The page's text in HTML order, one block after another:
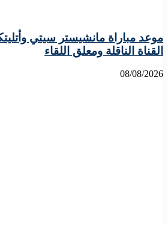
موعد مباراة مانشيستر سيتي
القناة الناقلة ومعلق اللقاء
08/08/2026